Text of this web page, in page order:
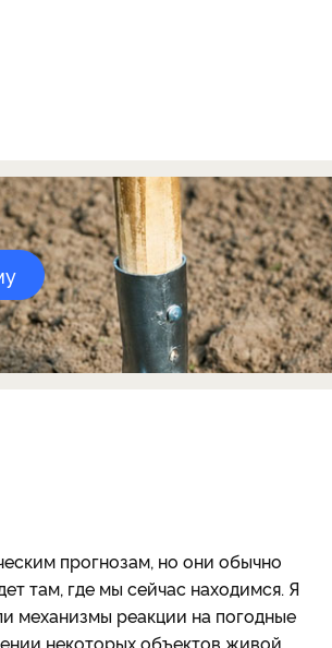
прогнозам, но они обычно
там, где мы сейчас находимся. Я
механизмы реакции на погодные
некоторых объектов живой